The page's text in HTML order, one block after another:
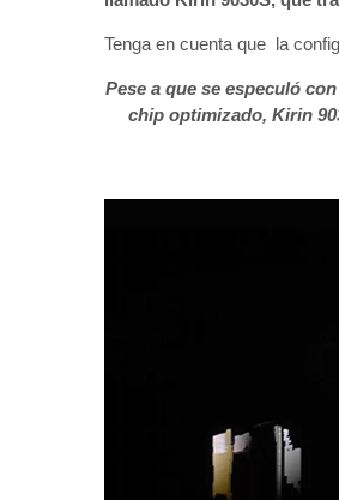
Tenga en cuenta que la
Pese a que se especuló
chip optimizado, Kirin